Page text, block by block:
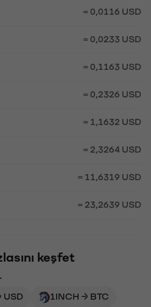
= 0,0116 USD
= 0,0233 USD
= 0,1163 USD
= 0,2326 USD
= 1,1632 USD
= 2,3264 USD
= 11,6319 USD
= 23,2639 USD
keşfet
USD 1INCH → BTC